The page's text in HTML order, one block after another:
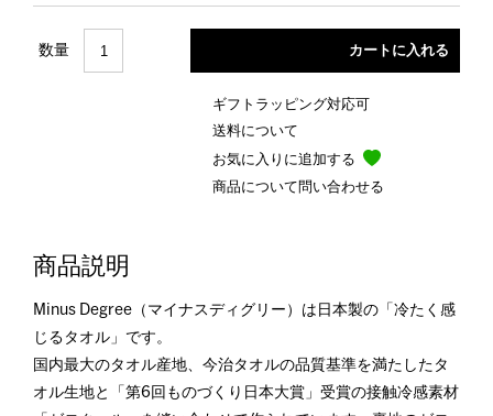
数量
ギフトラッピング対応可
送料について
お気に入りに追加する
商品について問い合わせる
商品説明
Minus Degree（マイナスディグリー）は日本製の「冷たく感
じるタオル」です。
国内最大のタオル産地、今治タオルの品質基準を満たしたタ
オル生地と「第6回ものづくり日本大賞」受賞の接触冷感素材